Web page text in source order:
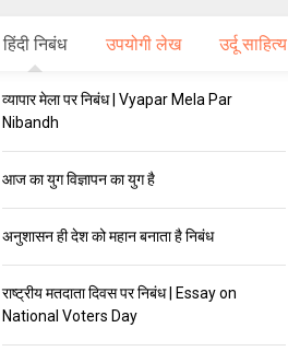
हिंदी निबंध उपयोगी लेख उर्दू साहित्य
व्यापार मेला पर निबंध | Vyapar Mela Par
Nibandh
आज का युग विज्ञापन का युग है
अनुशासन ही देश को महान बनाता है निबंध
राष्ट्रीय मतदाता दिवस पर निबंध | Essay on
National Voters Day